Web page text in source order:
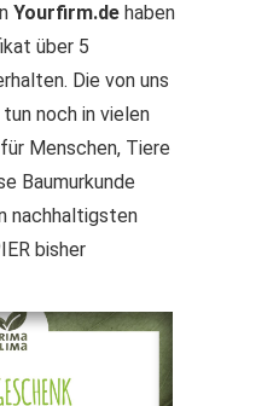
Yourfirm.de haben
über 5
Die von uns
noch in vielen
Menschen, Tiere
Baumurkunde
nachhaltigsten
bisher